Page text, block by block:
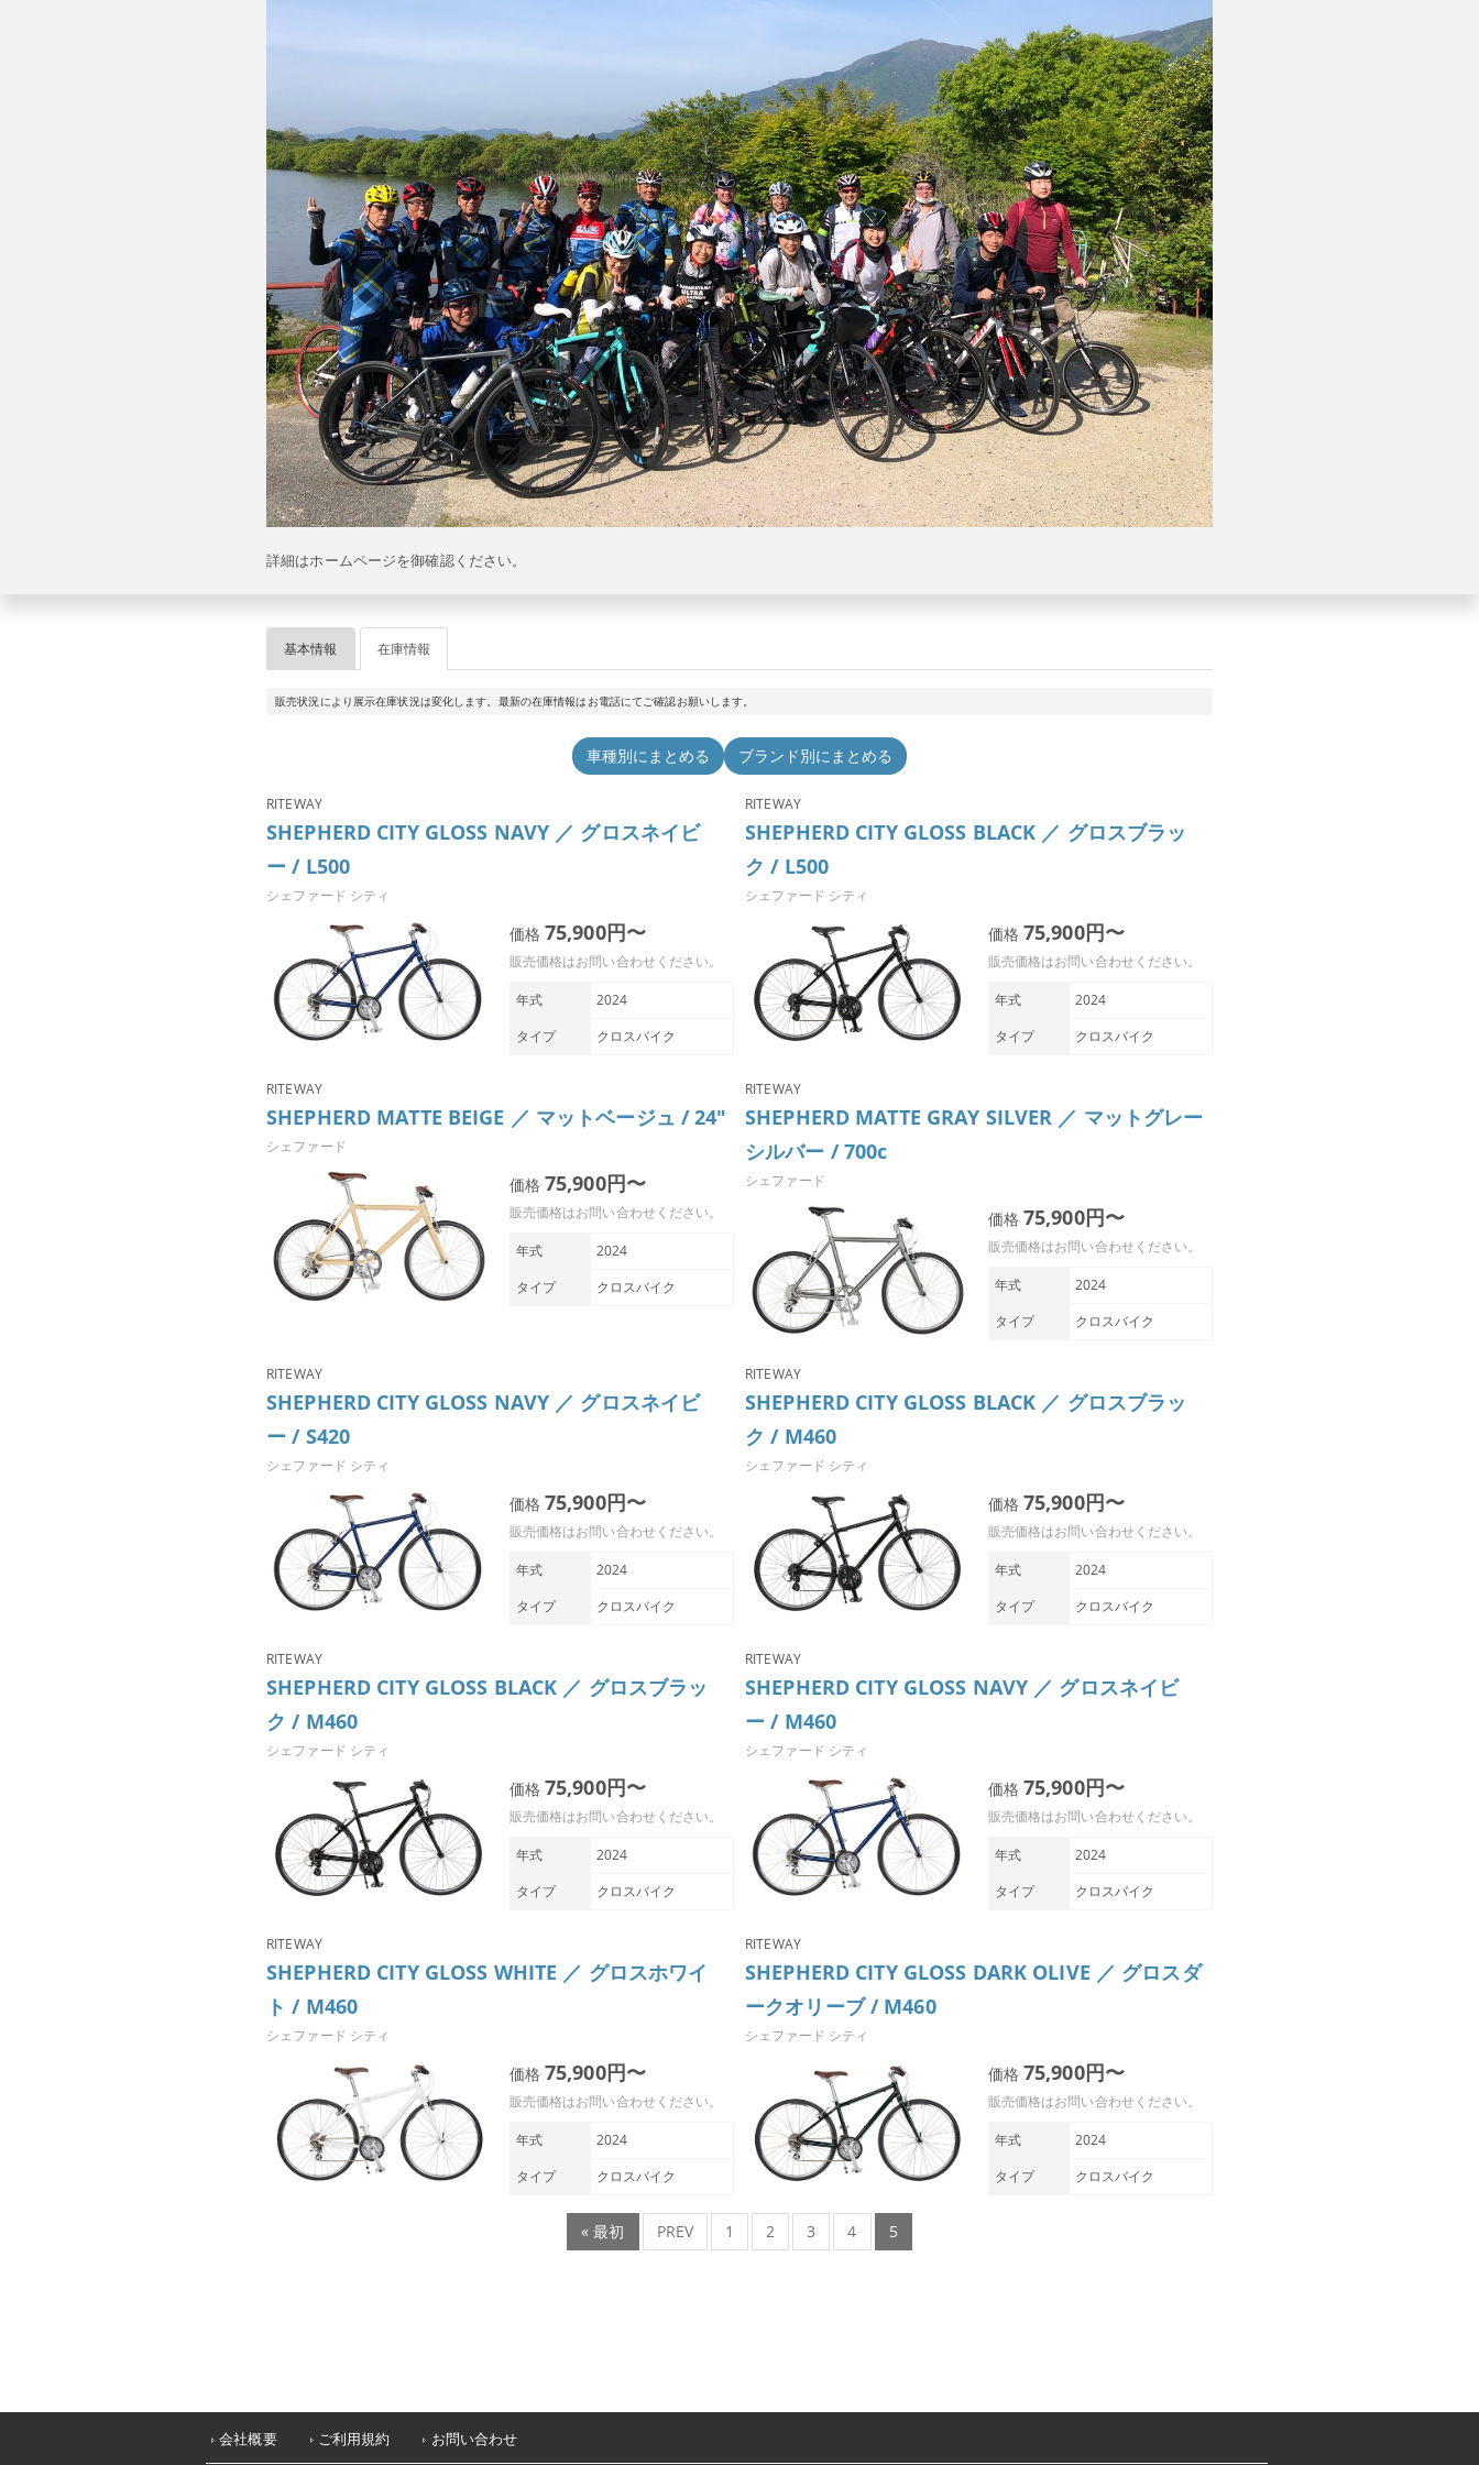
詳細はホームページを御確認ください。
基本情報 在庫情報
販売状況により展示在庫状況は変化します。最新の在庫情報はお電話にてご確認お願いします。
車種別にまとめる ブランド別にまとめる
RITEWAY
SHEPHERD CITY GLOSS NAVY ／ グロスネイビ
ー / L500
シェファード シティ
価格 75,900円〜
販売価格はお問い合わせください。
年式
2024
タイプ
クロスバイク
RITEWAY
SHEPHERD CITY GLOSS BLACK ／ グロスブラッ
ク / L500
シェファード シティ
価格 75,900円〜
販売価格はお問い合わせください。
年式
2024
タイプ
クロスバイク
RITEWAY
SHEPHERD MATTE BEIGE ／ マットベージュ / 24″
シェファード
価格 75,900円〜
販売価格はお問い合わせください。
年式
2024
タイプ
クロスバイク
RITEWAY
SHEPHERD MATTE GRAY SILVER ／ マットグレー
シルバー / 700c
シェファード
価格 75,900円〜
販売価格はお問い合わせください。
年式
2024
タイプ
クロスバイク
RITEWAY
SHEPHERD CITY GLOSS NAVY ／ グロスネイビ
ー / S420
シェファード シティ
価格 75,900円〜
販売価格はお問い合わせください。
年式
2024
タイプ
クロスバイク
RITEWAY
SHEPHERD CITY GLOSS BLACK ／ グロスブラッ
ク / M460
シェファード シティ
価格 75,900円〜
販売価格はお問い合わせください。
年式
2024
タイプ
クロスバイク
RITEWAY
SHEPHERD CITY GLOSS BLACK ／ グロスブラッ
ク / M460
シェファード シティ
価格 75,900円〜
販売価格はお問い合わせください。
年式
2024
タイプ
クロスバイク
RITEWAY
SHEPHERD CITY GLOSS NAVY ／ グロスネイビ
ー / M460
シェファード シティ
価格 75,900円〜
販売価格はお問い合わせください。
年式
2024
タイプ
クロスバイク
RITEWAY
SHEPHERD CITY GLOSS WHITE ／ グロスホワイ
ト / M460
シェファード シティ
価格 75,900円〜
販売価格はお問い合わせください。
年式
2024
タイプ
クロスバイク
RITEWAY
SHEPHERD CITY GLOSS DARK OLIVE ／ グロスダ
ークオリーブ / M460
シェファード シティ
価格 75,900円〜
販売価格はお問い合わせください。
年式
2024
タイプ
クロスバイク
« 最初 PREV 1 2 3 4 5
会社概要 ご利用規約 お問い合わせ